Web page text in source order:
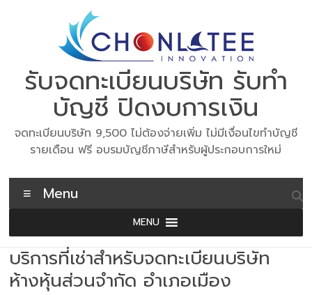
รับจดทะเบียนบริษัท รับทำ
บัญชี ปิดงบการเงิน
จดทะเบียนบริษัท 9,500 ไม่ต้องจ่ายเพิ่ม ไม่มีเงื่อนไขทำบัญชี
รายเดือน ฟรี อบรมบัญชีภาษีสำหรับผู้ประกอบการใหม่
Menu
MENU
บริการที่เช่าสำหรับจดทะเบียนบริษัท
ห้างหุ้นส่วนจำกัด อำเภอเมือง